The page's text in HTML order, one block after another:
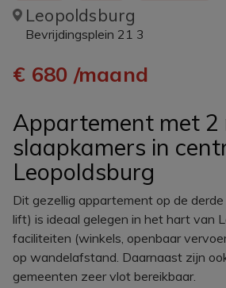
Appartement met 2
slaapkamers in
Leopoldsburg
Leopoldsburg
Bevrijdingsplein 21 3
€ 680 /maand
Dit gezellig appartement op de
lift) is ideaal gelegen in het hart van
faciliteiten (winkels, openbaar
op wandelafstand. Daarnaast zijn
gemeenten zeer vlot bereikbaar.